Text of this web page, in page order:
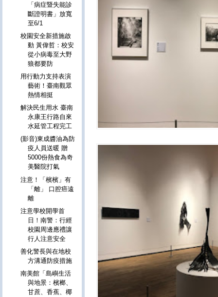
「病症暨失能診
斷證明書」放寬
至6/1
校園安全新措施啟
動 黃偉哲：校安
從小病毒至大野
狼都要防
用行動力支持表演
藝術！臺南觀眾
熱情相挺
解決民生用水 臺南
永康王行路自來
水延管工程完工
(影音)東成醬油為防
疫人員送暖 贈
5000份熱食為奇
美醫院打氣
注意！「檳檳」有
「離」 口腔癌遠
離
注意學校開學首
日！南警：行經
校園周邊應禮讓
行人注意安全
善化警長與在地校
方溝通防疫措施
南美館「島嶼生活
與地景：檳榔、
甘蔗、香蕉、椰